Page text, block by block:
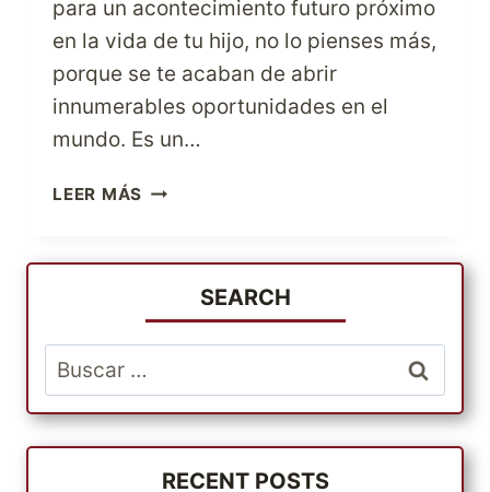
para un acontecimiento futuro próximo
en la vida de tu hijo, no lo pienses más,
porque se te acaban de abrir
innumerables oportunidades en el
mundo. Es un…
LEER MÁS BUSCA
ONLINE
SORPRENDE
A
TUS
HIJOS
EN
SU
CUMPLEAÑOS
SEARCH
Buscar:
RECENT POSTS